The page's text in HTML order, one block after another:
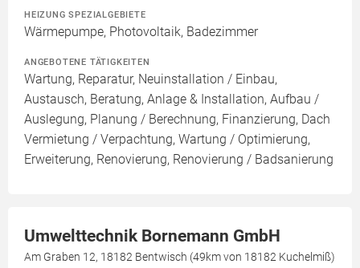
HEIZUNG SPEZIALGEBIETE
Wärmepumpe, Photovoltaik, Badezimmer
ANGEBOTENE TÄTIGKEITEN
Wartung, Reparatur, Neuinstallation / Einbau,
Austausch, Beratung, Anlage & Installation, Aufbau /
Auslegung, Planung / Berechnung, Finanzierung, Dach
Vermietung / Verpachtung, Wartung / Optimierung,
Erweiterung, Renovierung, Renovierung / Badsanierung
Umwelttechnik Bornemann GmbH
Am Graben 12, 18182 Bentwisch (49km von 18182 Kuchelmiß)